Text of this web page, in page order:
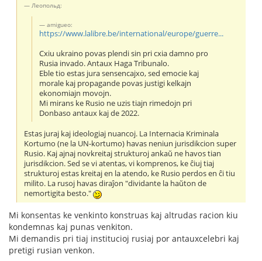
Леопольд:
amigueo:
https://www.lalibre.be/international/europe/guerre...
Cxiu ukraino povas plendi sin pri cxia damno pro
Rusia invado. Antaux Haga Tribunalo.
Eble tio estas jura sensencajxo, sed emocie kaj
morale kaj propagande povas justigi kelkajn
ekonomiajn movojn.
Mi mirans ke Rusio ne uzis tiajn rimedojn pri
Donbaso antaux kaj de 2022.
Estas juraj kaj ideologiaj nuancoj. La Internacia Kriminala
Kortumo (ne la UN-kortumo) havas neniun jurisdikcion super
Rusio. Kaj ajnaj novkreitaj strukturoj ankaŭ ne havos tian
jurisdikcion. Sed se vi atentas, vi komprenos, ke ĉiuj tiaj
strukturoj estas kreitaj en la atendo, ke Rusio perdos en ĉi tiu
milito. La rusoj havas diraĵon "dividante la haŭton de
nemortigita besto."
Mi konsentas ke venkinto konstruas kaj altrudas racion kiu
kondemnas kaj punas venkiton.
Mi demandis pri tiaj institucioj rusiaj por antauxcelebri kaj
pretigi rusian venkon.